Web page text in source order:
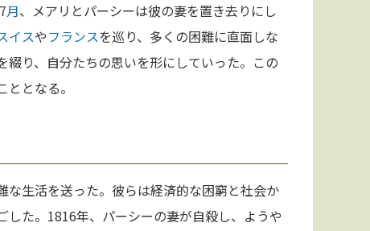
月、メアリとパーシーは彼の妻を置き去りにし
イスやフランスを巡り、多くの困難に直面しな
り、自分たちの思いを形にしていった。この
となる。
な生活を送った。彼らは経済的な困窮と社会か
た。1816年、パーシーの妻が自殺し、ようや